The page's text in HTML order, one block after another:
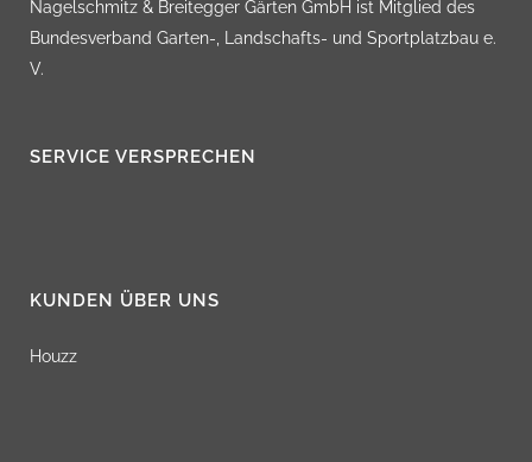
Nagelschmitz & Breitegger Gärten GmbH ist Mitglied des
Bundesverband Garten-, Landschafts- und Sportplatzbau e.
V.
SERVICE VERSPRECHEN
KUNDEN ÜBER UNS
Houzz